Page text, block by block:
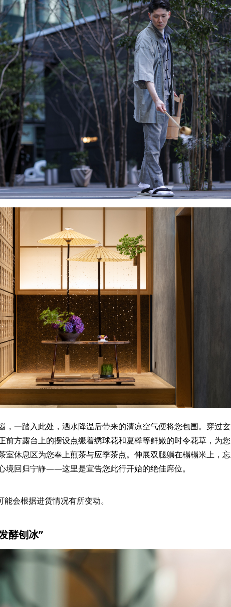
，一踏入此处，洒水降温后带来的清凉空气便将您包围。穿过玄
前方露台上的摆设点缀着绣球花和夏榉等鲜嫩的时令花草，为您
室休息区为您奉上煎茶与应季茶点。伸展双腿躺在榻榻米上，忘
境回归宁静——这里是宣告您此行开始的绝佳席位。
会根据进货情况有所变动。
酵刨冰”